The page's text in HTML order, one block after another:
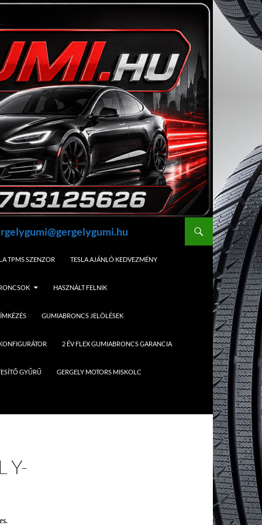
TPMS SZENZOR TESLA AJÁNLÓ KEDVEZMÉNY
HASZNÁLT FELNIK
GUMIABRONCS JELÖLÉSEK
2 ÉV FLEX GUMIABRONCS GARANCIA
GYŰRŰ GERGELY MOTORS MISKOLC
Y-